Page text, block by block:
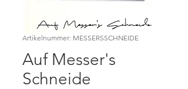
Artikelnummer: MESSERSSCHNEIDE
Auf Messer's
Schneide